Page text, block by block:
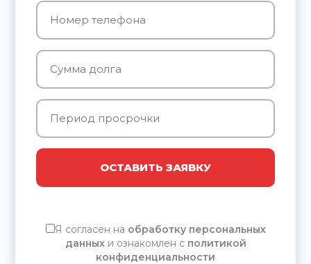
ОСТАВИТЬ ЗАЯВКУ
Я согласен на обработку персональных
данныхи ознакомлен с политикой
конфиденциальности